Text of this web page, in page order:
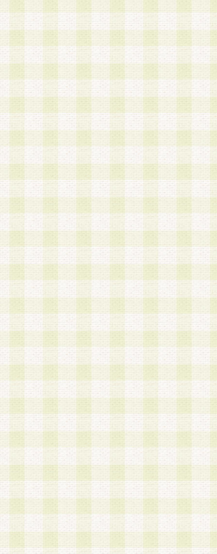
4.当社は、会員によるログインIDおよびパスワー
盗用など第三者の利用に伴う損害の発生について
き事由の有無、その他原因の如何を問わず、一切
のとします。
第5条 会員の登録情報
1.当社は、会員の登録情報に含まれる氏名・住所
アドレス等会員個人を識別できる情報を当社が別
シーポリシー
」に基づき適切に取り扱うものとし
は、当該個人情報を以下の各号に定める目的に利
す。なお、これら事項以外の目的で個人情報を利
かじめ会員の同意を得たうえで利用するものとし
a.本サービスの実施または運営
b.本サービスに係る謝礼、景品、調査サンプル品
c.会員からの電話、メール等の問い合わせなどへ
d.その他これらに付随する業務
2.当社は、会員個人を識別することのできる情報
会員情報を本人の承諾なく第三者に開示すること
人を識別できる情報について第三者に開示または
社は事前に会員本人の同意を得るものとします。
3.前項の定めに拘わらず、当社は、以下の目的に
意を 得ることなく、会員個人を識別できる情報
づき選定した委託業者に対して当社の責任におい
できるものとします。な お、当社は、当該委託
契約を締結しこれを遵守させるとともに、本規約
の注意をもって当該情報を使用させるものとし ま
a.本サービスに係る謝礼、景品、調査サンプル品
b.会員からの電話、メール等の問い合わせなどへ
c.モバイルリサーチ、またはグループ形式による
実施もしくは運営
d.その他これらに付随する業務
4.会員は、住所、電話番号その他の登録情報につ
合は、速やかに当社所定の変更手続きを行うもの
5.当社は、必要と認めた場合、会員に対して、電
手段により登録情報の対象者が会員登録者本人で
の内容が正確であること、アンケートの回答内容
うことができるものとます。
6.会員は、会員登録後当社が定期的に行う登録情
して、当社指定の期間内に更新手続きを行うもの
該期間内に更新手続きを行わない場合、その時点
発行したポイントは失効されるものとします。